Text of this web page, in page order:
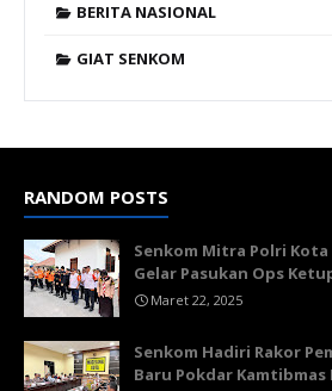
BERITA NASIONAL
GIAT SENKOM
RANDOM POSTS
Senkom Mitra Polri
Gelar Pasukan Ops
Maret 22, 2025
Senkom Hadiri Rakor
Baru Pokdar